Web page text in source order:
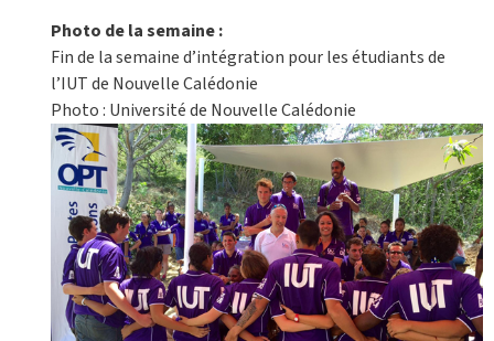
Photo de la semaine :
Fin de la semaine d’intégration pour les étudiants de
l’IUT de Nouvelle Calédonie
Photo : Université de Nouvelle Calédonie